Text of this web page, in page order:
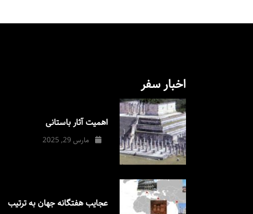
اخبار سفر
اهمیت آثار باستانی
مارس 29, 2025
عجایب هفتگانه جهان به ترتیب